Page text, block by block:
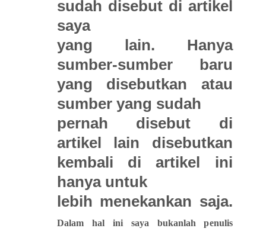
sudah disebut di artikel
saya
yang lain. Hanya
sumber-sumber baru
yang disebutkan atau
sumber yang sudah
pernah disebut di
artikel lain disebutkan
kembali di artikel ini
hanya untuk
lebih menekankan saja.
Dalam hal ini saya bukanlah penulis